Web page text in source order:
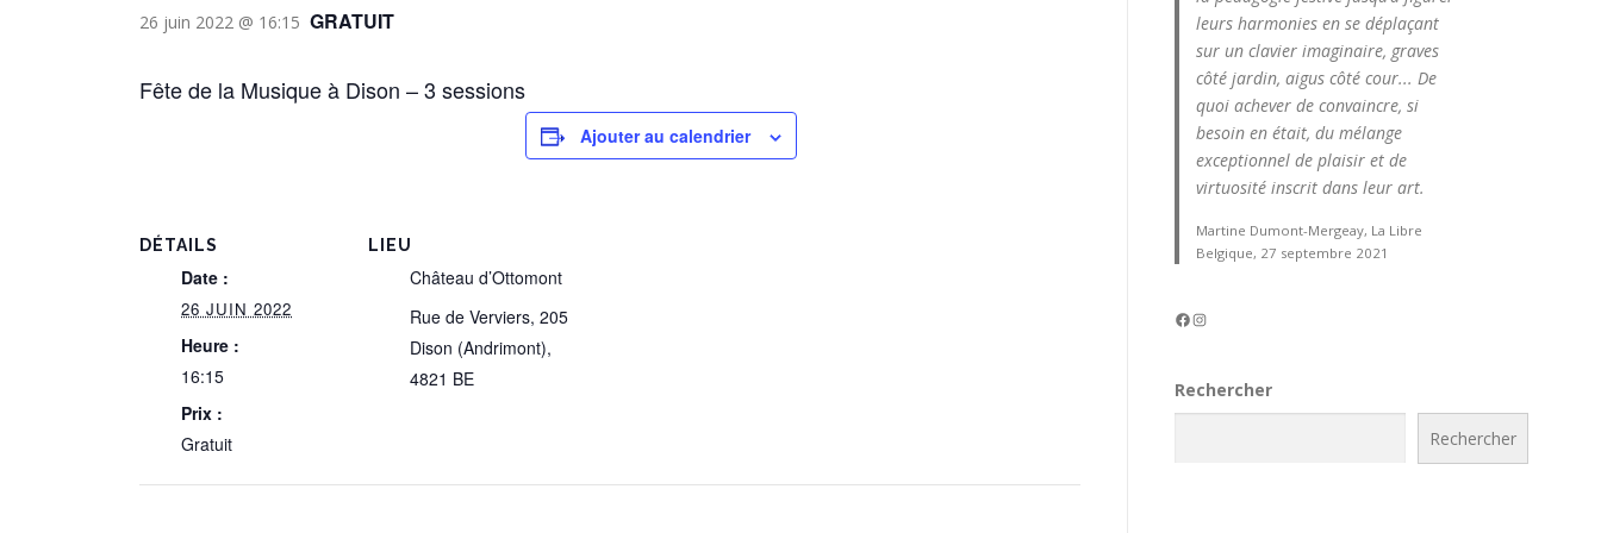
26 juin 2022 @ 16:15 GRATUIT
Fête de la Musique à Dison – 3 sessions
Ajouter au calendrier
DÉTAILS
Date :
26 JUIN 2022
Heure :
16:15
Prix :
Gratuit
LIEU
Château d’Ottomont
Rue de Verviers, 205
Dison (Andrimont),
4821 BE
leurs harmonies en se déplaçant
sur un clavier imaginaire, graves
côté jardin, aigus côté cour... De
quoi achever de convaincre, si
besoin en était, du mélange
exceptionnel de plaisir et de
virtuosité inscrit dans leur art.
Martine Dumont-Mergeay, La Libre
Belgique, 27 septembre 2021
Facebook Instagram
Rechercher
Rechercher